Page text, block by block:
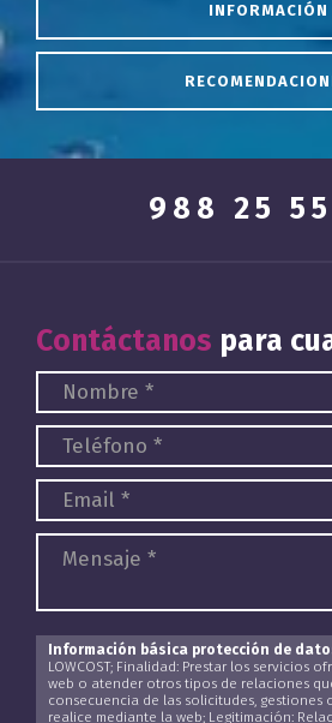
INFORMACIÓN
Contáctanos para
Información básica protección de
LOWCOST; Finalidad: Prestar los servicios
web o atender otros tipos de relaciones
consecuencia de las solicitudes, gestiones
realice mediante la web; Legitimación:
988 25